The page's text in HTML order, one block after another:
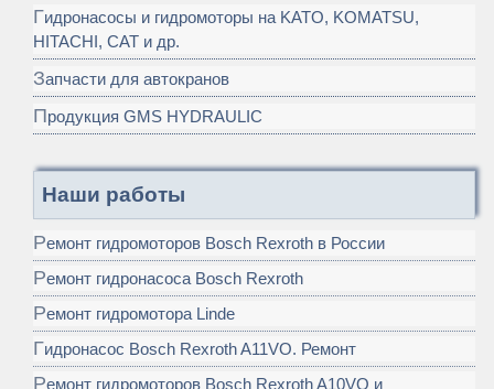
Гидронасосы и гидромоторы на KATO, KOMATSU,
HITACHI, CAT и др.
Запчасти для автокранов
Продукция GMS HYDRAULIC
Наши работы
Ремонт гидромоторов Bosch Rexroth в России
Ремонт гидронасоса Bosch Rexroth
Ремонт гидромотора Linde
Гидронасос Bosch Rexroth A11VO. Ремонт
Ремонт гидромоторов Bosch Rexroth A10VO и